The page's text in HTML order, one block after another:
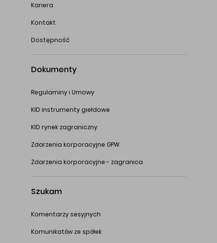
Kariera
Kontakt
Dostępność
Dokumenty
Regulaminy i Umowy
KID instrumenty giełdowe
KID rynek zagraniczny
Zdarzenia korporacyjne GPW
Zdarzenia korporacyjne - zagranica
Szukam
Komentarzy sesyjnych
Komunikatów ze spółek